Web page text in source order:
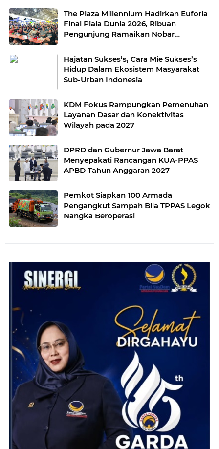
The Plaza Millennium Hadirkan Euforia
Final Piala Dunia 2026, Ribuan
Pengunjung Ramaikan Nobar
Hajatan Sukses’s, Cara Mie Sukses’s
Hidup Dalam Ekosistem Masyarakat
Sub-Urban Indonesia
KDM Fokus Rampungkan Pemenuhan
Layanan Dasar dan Konektivitas
Wilayah pada 2027
DPRD dan Gubernur Jawa Barat
Menyepakati Rancangan KUA-PPAS
APBD Tahun Anggaran 2027
Pemkot Siapkan 100 Armada
Pengangkut Sampah Bila TPPAS Legok
Nangka Beroperasi